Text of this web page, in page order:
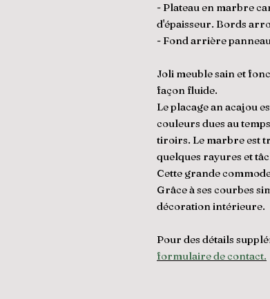
- Plateau en marbre
d'épaisseur. Bords
- Fond arrière
Joli meuble sain et
façon fluide.
Le placage an acajou
couleurs dues au
tiroirs. Le marbre est
quelques rayures et
Cette grande
Grâce à ses courbes
décoration intérieure.
Pour des détails
formulaire de contact.